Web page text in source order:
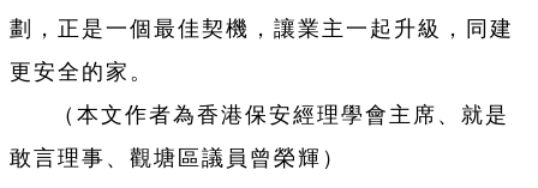
劃，正是一個最佳契機，讓業主一起升級，同建
更安全的家。
（本文作者為香港保安經理學會主席、 就是
敢言理事、 觀塘區議員曾榮輝）